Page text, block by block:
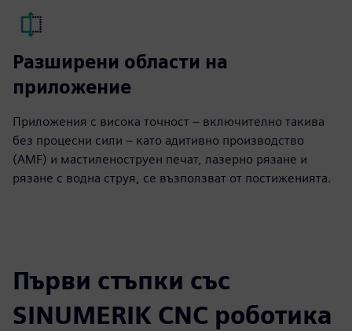
Разширени области на
приложение
Приложения с висока точност – включително такива
без процесни сили – като адитивно производство
(AMF) и мастиленоструен печат, лазерно рязане и
рязане с водна струя, се възползват от постиженията.
Първи стъпки със
SINUMERIK CNC роботика